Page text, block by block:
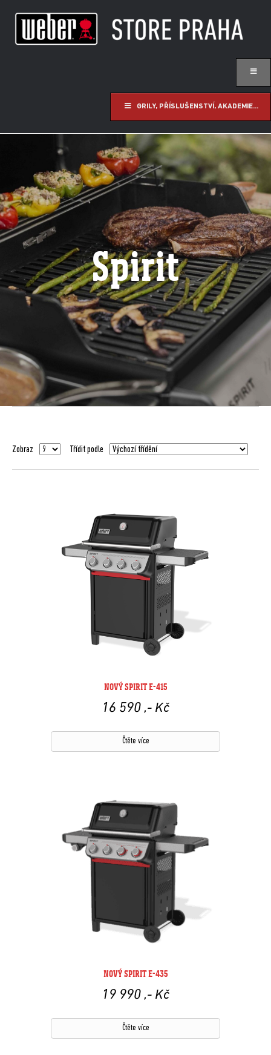
GRILY, PŘÍSLUŠENSTVÍ, AKADEMIE...
Spirit
Zobraz Třídit podle
NOVÝ SPIRIT E-415
16 590 ,- Kč
Čtěte více
NOVÝ SPIRIT E-435
19 990 ,- Kč
Čtěte více